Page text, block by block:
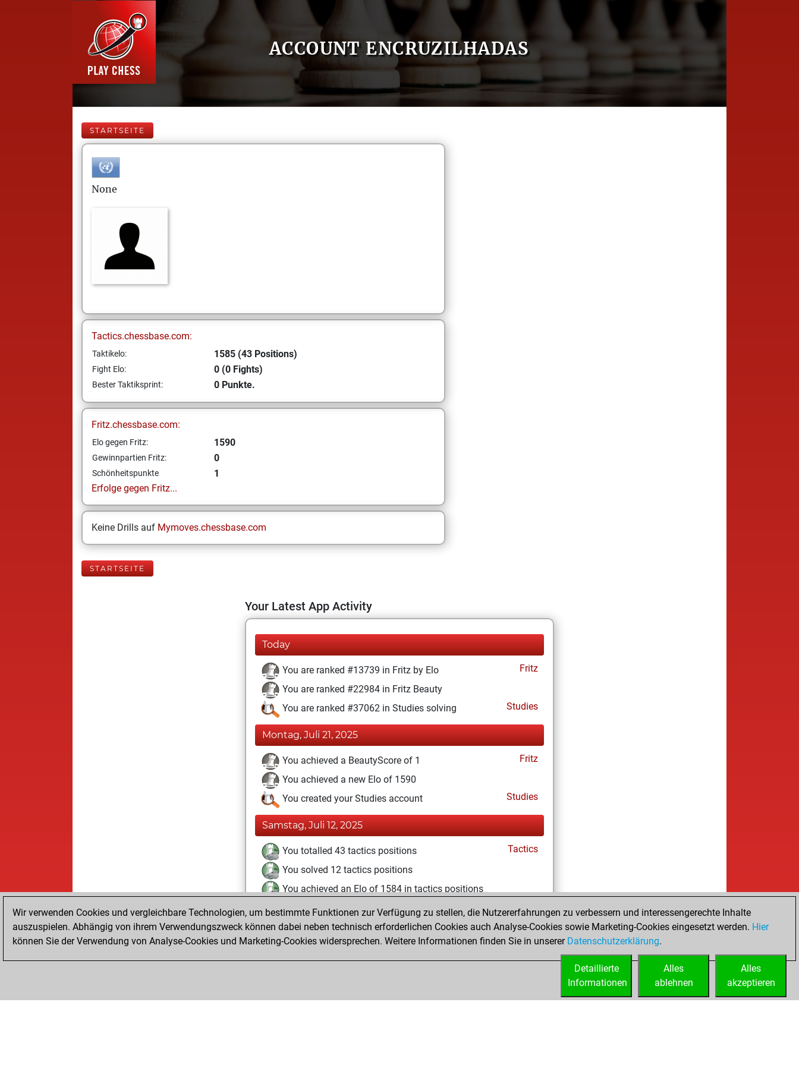
ACCOUNT ENCRUZILHADAS
STARTSEITE
None
Tactics.chessbase.com:
Taktikelo: 1585 (43 Positions)
Fight Elo: 0 (0 Fights)
Bester Taktiksprint: 0 Punkte.
Fritz.chessbase.com:
Elo gegen Fritz: 1590
Gewinnpartien Fritz: 0
Schönheitspunkte
1
Erfolge gegen Fritz...
Keine Drills auf Mymoves.chessbase.com
STARTSEITE
Your Latest App Activity
Today
You are ranked #13739 in Fritz by Elo
Fritz
You are ranked #22984 in Fritz Beauty
You are ranked #37062 in Studies solving
Studies
Montag, Juli 21, 2025
You achieved a BeautyScore of 1
Fritz
You achieved a new Elo of 1590
You created your Studies account
Studies
Samstag, Juli 12, 2025
You totalled 43 tactics positions
Tactics
You solved 12 tactics positions
You achieved an Elo of 1584 in tactics positions
Dienstag, Juli 8, 2025
You created your Fritz account Fritz
Wir verwenden Cookies und vergleichbare Technologien, um bestimmte Funktionen zur Verfügung zu stellen, die Nutzererfahrungen zu verbessern und interessengerechte Inhalte
auszuspielen. Abhängig von ihrem Verwendungszweck können dabei neben technisch erforderlichen Cookies auch Analyse-Cookies sowie Marketing-Cookies eingesetzt werden. Hier
können Sie der Verwendung von Analyse-Cookies und Marketing-Cookies widersprechen. Weitere Informationen finden Sie in unserer Datenschutzerklärung.
Alles
akzeptieren
Alles
ablehnen
Detaillierte
Informationen